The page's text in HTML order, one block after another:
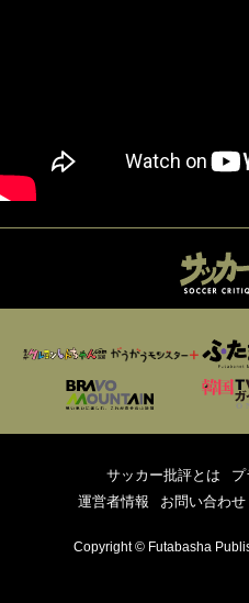
サッカー批評とは
運営者情報
お問い合わせ
Copyright © Futabasha